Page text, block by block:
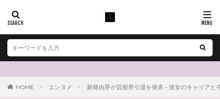
HOME エンタメ 新條由芽が芸能界引退を発表 – 彼女のキャリアと